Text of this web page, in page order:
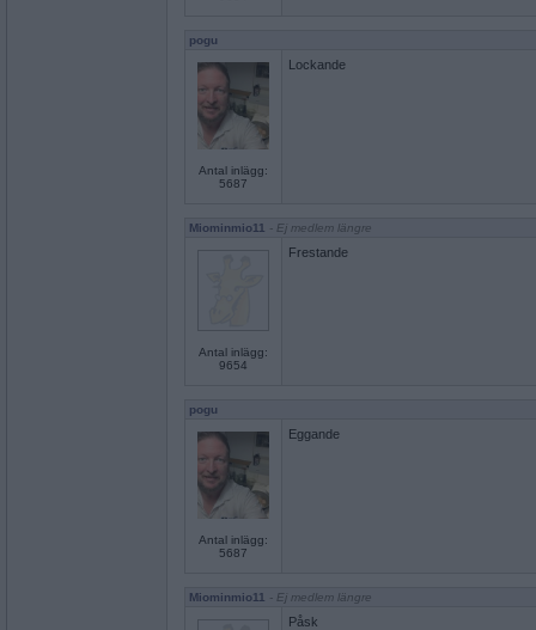
pogu
Antal inlägg:
5687
Lockande
Miominmio11 - Ej medlem längre
Antal inlägg:
9654
Frestande
pogu
Antal inlägg:
5687
Eggande
Miominmio11 - Ej medlem längre
Påsk